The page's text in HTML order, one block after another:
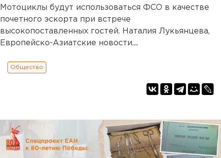
Мотоциклы будут использоваться ФСО в качестве
почетного эскорта при встрече
высокопоставленных гостей. Наталия Лукьянцева,
Европейско-Азиатские новости....
Общество